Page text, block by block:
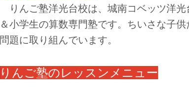
りんご塾洋光台校は、城南コベッツ洋
＆小学生の算数専門塾です。ちいさな子
問題に取り組んでいます。
りんご塾のレッスンメニュー